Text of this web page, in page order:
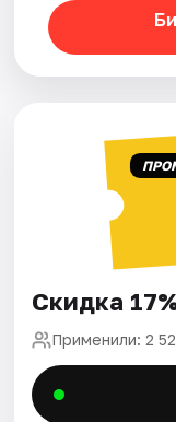
Скидка
Применили: 2